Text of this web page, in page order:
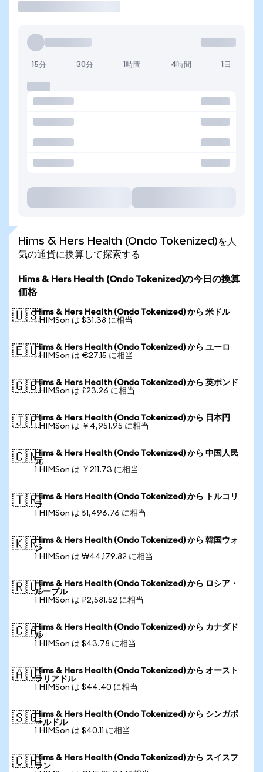
15分 30分 1時間 4時間 1日
Hims & Hers Health (Ondo Tokenized)を人
気の通貨に換算して探索する
Hims & Hers Health (Ondo Tokenized)の今日の換算
価格
🇺🇸Hims & Hers Health (Ondo Tokenized) から 米ドル
1 HIMSon は $31.38 に相当
🇪🇺Hims & Hers Health (Ondo Tokenized) から ユーロ
1 HIMSon は €27.15 に相当
🇬🇧Hims & Hers Health (Ondo Tokenized) から 英ポンド
1 HIMSon は £23.26 に相当
🇯🇵Hims & Hers Health (Ondo Tokenized) から 日本円
1 HIMSon は ￥4,951.95 に相当
🇨🇳Hims & Hers Health (Ondo Tokenized) から 中国人民
元
1 HIMSon は ￥211.73 に相当
🇹🇷Hims & Hers Health (Ondo Tokenized) から トルコリ
ラ
1 HIMSon は ₺1,496.76 に相当
🇰🇷Hims & Hers Health (Ondo Tokenized) から 韓国ウォ
ン
1 HIMSon は ₩44,179.82 に相当
🇷🇺Hims & Hers Health (Ondo Tokenized) から ロシア・
ルーブル
1 HIMSon は ₽2,581.52 に相当
🇨🇦Hims & Hers Health (Ondo Tokenized) から カナダド
ル
1 HIMSon は $43.78 に相当
🇦🇺Hims & Hers Health (Ondo Tokenized) から オースト
ラリアドル
1 HIMSon は $44.40 に相当
🇸🇬Hims & Hers Health (Ondo Tokenized) から シンガポ
ールドル
1 HIMSon は $40.11 に相当
🇨🇭Hims & Hers Health (Ondo Tokenized) から スイスフ
ラン